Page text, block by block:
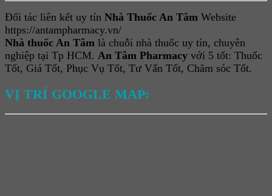
Đối tác liên kết uy tín Nhà Thuốc An Tâm Website
https://antampharmacy.vn/
Nhà thuốc An Tâm là chuỗi nhà thuốc uy tín, chuyên
nghiệp tại Tp HCM. An Tâm Pharmacy với 5 tốt: Thuốc
Tốt, Giá Tốt, Phục Vụ Tốt, Tư Vấn Tốt, Chăm sóc Tốt.
VỊ TRÍ GOOGLE MAP: